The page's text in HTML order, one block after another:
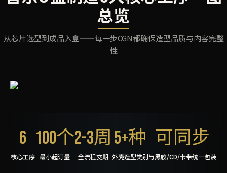
总览
从芯片选型到成品入盒——每一步CGN都确保造型品质与内容完整
性
6
核心工序
100个
最小起订量
2-3周
全流程交期
5+种
外壳造型类别
可同步
与黑胶/CD/卡带统一包装